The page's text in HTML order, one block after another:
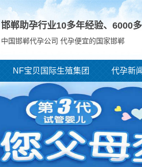
邯郸助孕行业10多年经验、 6000
中国邯郸代孕公司 代孕便宜的国家邯郸
NF宝贝国际生殖集团 代孕新闻